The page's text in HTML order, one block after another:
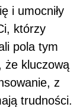
i umocniły
którzy
pola tym
że kluczową
z
trudności.